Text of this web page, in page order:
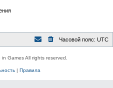
Часовой пояс: UTC
Games All rights reserved.
| Правила